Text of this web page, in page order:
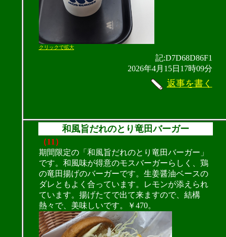
クリックで拡大
記:D7D68D86F1
2026年4月15日17時09分
返事を書く
和風旨だれのとり竜田バーガー
（11）
期間限定の「和風旨だれのとり竜田バーガー」
です。和風味が得意のモスバーガーらしく、鶏
の竜田揚げのバーガーです。生姜醤油ベースの
ダレともよく合っています。レモンが添えられ
ています。揚げたてで出て来ますので、結構
熱々で、美味しいです。￥470。